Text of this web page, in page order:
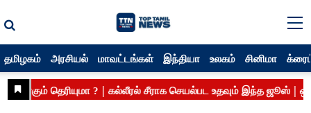
தமிழகம் அரசியல் மாவட்டங்கள் இந்தியா உலகம் சினிமா